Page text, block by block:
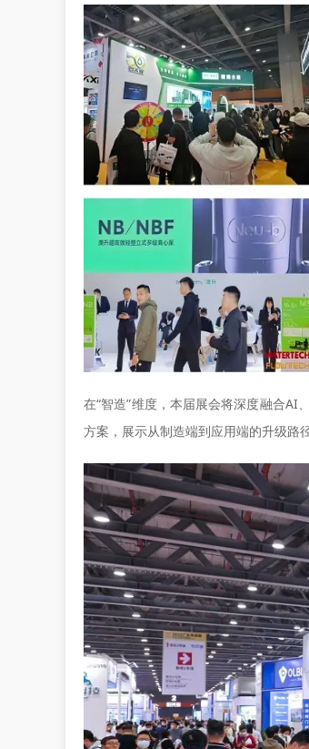
在“智造”维度，本届展会将深度融合AI、
方案，展示从制造端到应用端的升级路